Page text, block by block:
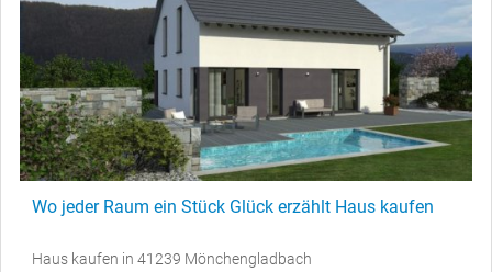
Wo jeder Raum ein Stück Glück erzählt Haus kaufen
Haus kaufen in 41239 Mönchengladbach